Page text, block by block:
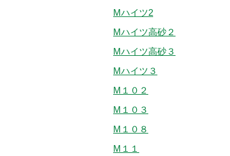
Mハイツ2
Mハイツ高砂２
Mハイツ高砂３
Mハイツ３
M１０２
M１０３
M１０８
M１１